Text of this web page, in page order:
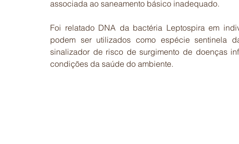
associada ao saneamento básico inadequado.
Foi relatado DNA da bactéria Leptospira em
podem ser utilizados como espécie sentinela
sinalizador de risco de surgimento de doenças
condições da saúde do ambiente.